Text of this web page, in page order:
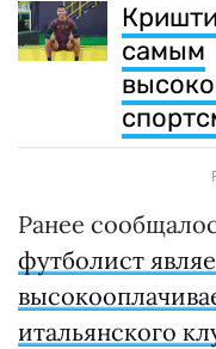
самым
Ранее
футболист
итальянского